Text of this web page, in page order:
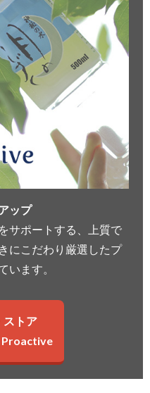
ップ
サポートする、上質で
にこだわり厳選したプ
います。
ストア